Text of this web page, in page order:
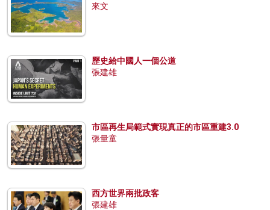
來文
歷史給中國人一個公道
張建雄
市區再生局範式實現真正的市區重建3.0
張量童
西方世界兩批政客
張建雄